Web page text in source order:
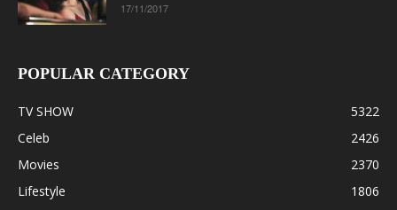
17/11/2017
POPULAR CATEGORY
TV SHOW
5322
Celeb
2426
Movies
2370
Lifestyle
1806